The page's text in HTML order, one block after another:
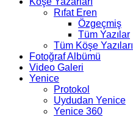
Rıfat Eren
Özgeçmiş
Tüm Yazılar
Tüm Köşe Yazıları
Fotoğraf Albümü
Video Galeri
Yenice
Protokol
Uydudan Yenice
Yenice 360